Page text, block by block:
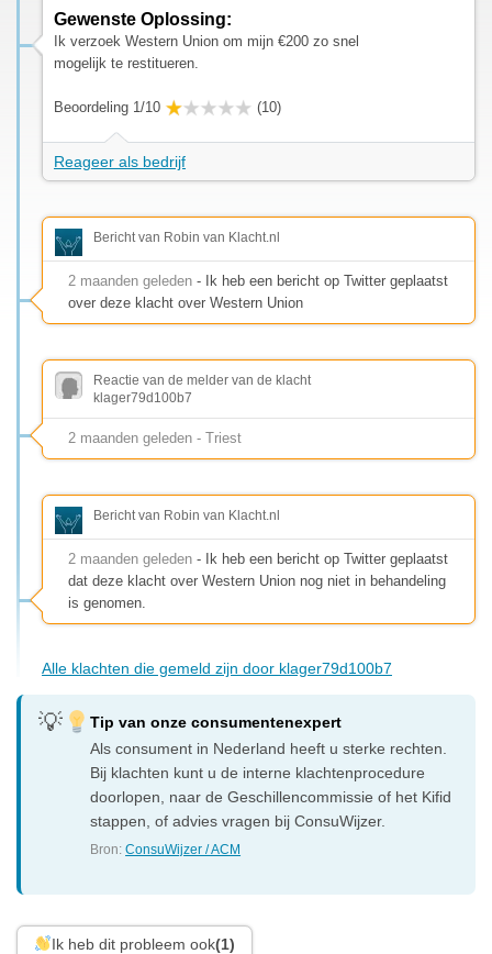
Gewenste Oplossing:
Ik verzoek Western Union om mijn €200 zo snel
mogelijk te restitueren.
Beoordeling 1/10 (10)
Reageer als bedrijf
Bericht van Robin van Klacht.nl
2 maanden geleden - Ik heb een bericht op Twitter geplaatst
over deze klacht over Western Union
Reactie van de melder van de klacht
klager79d100b7
2 maanden geleden - Triest
Bericht van Robin van Klacht.nl
2 maanden geleden - Ik heb een bericht op Twitter geplaatst
dat deze klacht over Western Union nog niet in behandeling
is genomen.
Alle klachten die gemeld zijn door klager79d100b7
Tip van onze consumentenexpert
Als consument in Nederland heeft u sterke rechten.
Bij klachten kunt u de interne klachtenprocedure
doorlopen, naar de Geschillencommissie of het Kifid
stappen, of advies vragen bij ConsuWijzer.
Bron:ConsuWijzer / ACM
Ik heb dit probleem ook(1)